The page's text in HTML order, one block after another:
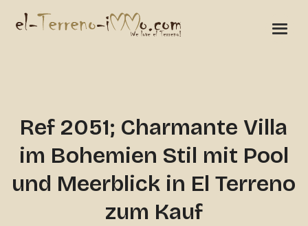
Ref 2051; Charmante Villa
im Bohemien Stil mit Pool
und Meerblick in El Terreno
zum Kauf